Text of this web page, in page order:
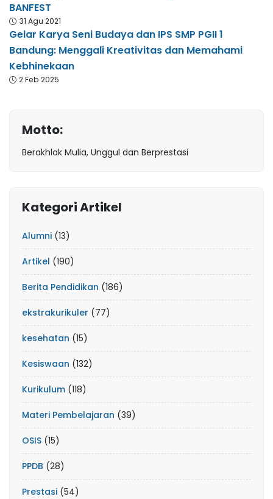
BANFEST
31 Agu 2021
Gelar Karya Seni Budaya dan IPS SMP PGII 1
Bandung: Menggali Kreativitas dan Memahami
Kebhinekaan
2 Feb 2025
Motto:
Berakhlak Mulia, Unggul dan Berprestasi
Kategori Artikel
Alumni (13)
Artikel (190)
Berita Pendidikan (186)
ekstrakurikuler (77)
kesehatan (15)
Kesiswaan (132)
Kurikulum (118)
Materi Pembelajaran (39)
OSIS (15)
PPDB (28)
Prestasi (54)